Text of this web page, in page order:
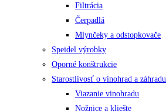
Filtrácia
Čerpadlá
Mlynčeky a odstopkovače
Speidel výrobky
Oporné konštrukcie
Starostlivosť o vinohrad a záhradu
Viazanie vinohradu
Nožnice a kliešte